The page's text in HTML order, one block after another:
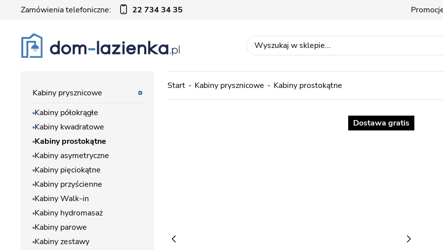
Zamówienia telefoniczne: 22 734 34 35
Start Kabiny prysznicowe Kabiny prostokątne
Dostawa gratis
Kabiny prysznicowe
Kabiny półokrągłe
Kabiny kwadratowe
Kabiny prostokątne
Kabiny asymetryczne
Kabiny pięciokątne
Kabiny przyścienne
Kabiny Walk-in
Kabiny hydromasaż
Kabiny parowe
Kabiny zestawy